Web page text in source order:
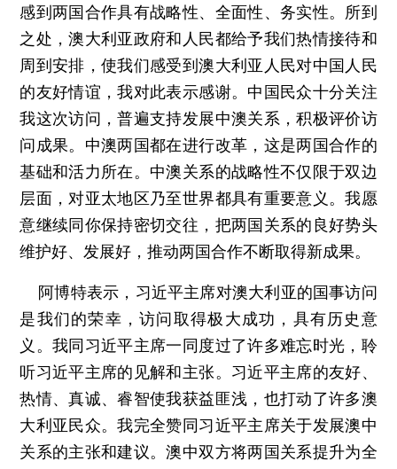
感到两国合作具有战略性、全面性、务实性。所到
之处，澳大利亚政府和人民都给予我们热情接待和
周到安排，使我们感受到澳大利亚人民对中国人民
的友好情谊，我对此表示感谢。中国民众十分关注
我这次访问，普遍支持发展中澳关系，积极评价访
问成果。中澳两国都在进行改革，这是两国合作的
基础和活力所在。中澳关系的战略性不仅限于双边
层面，对亚太地区乃至世界都具有重要意义。我愿
意继续同你保持密切交往，把两国关系的良好势头
维护好、发展好，推动两国合作不断取得新成果。
阿博特表示，习近平主席对澳大利亚的国事访问
是我们的荣幸，访问取得极大成功，具有历史意
义。我同习近平主席一同度过了许多难忘时光，聆
听习近平主席的见解和主张。习近平主席的友好、
热情、真诚、睿智使我获益匪浅，也打动了许多澳
大利亚民众。我完全赞同习近平主席关于发展澳中
关系的主张和建议。澳中双方将两国关系提升为全